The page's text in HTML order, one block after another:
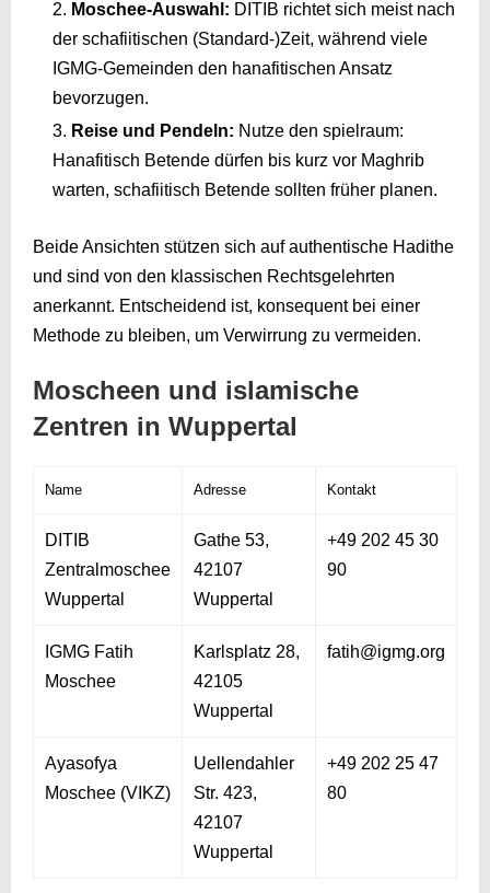
Moschee-Auswahl: DITIB richtet sich meist nach
der schafiitischen (Standard-)Zeit, während viele
IGMG-Gemeinden den hanafitischen Ansatz
bevorzugen.
Reise und Pendeln: Nutze den spielraum:
Hanafitisch Betende dürfen bis kurz vor Maghrib
warten, schafiitisch Betende sollten früher planen.
Beide Ansichten stützen sich auf authentische Hadithe
und sind von den klassischen Rechtsgelehrten
anerkannt. Entscheidend ist, konsequent bei einer
Methode zu bleiben, um Verwirrung zu vermeiden.
Moscheen und islamische
Zentren in Wuppertal
Name Adresse Kontakt
DITIB
Zentralmoschee
Wuppertal
Gathe 53,
42107
Wuppertal
+49 202 45 30
90
IGMG Fatih
Moschee
Karlsplatz 28,
42105
Wuppertal
fatih@igmg.org
Ayasofya
Moschee (VIKZ)
Uellendahler
Str. 423,
42107
Wuppertal
+49 202 25 47
80